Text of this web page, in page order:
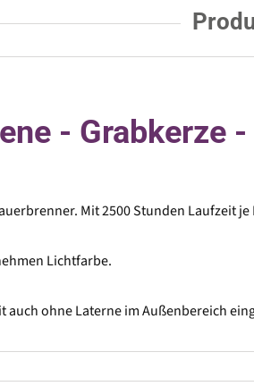
- Grabkerze
Mit 2500 Stunden Laufzeit
Lichtfarbe.
ohne Laterne im Außenbereich